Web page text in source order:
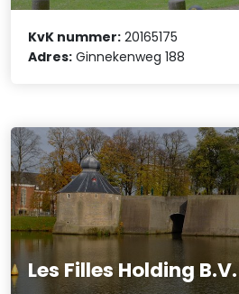
KvK nummer: 20165175
Adres: Ginnekenweg 188
Les Filles Holding B.V.